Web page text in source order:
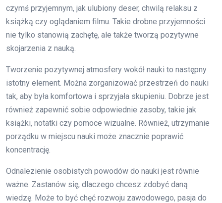
czymś przyjemnym, jak ulubiony deser, chwilą relaksu z
książką czy oglądaniem filmu. Takie drobne przyjemności
nie tylko stanowią zachętę, ale także tworzą pozytywne
skojarzenia z nauką.
Tworzenie pozytywnej atmosfery wokół nauki to następny
istotny element. Można zorganizować przestrzeń do nauki
tak, aby była komfortowa i sprzyjała skupieniu. Dobrze jest
również zapewnić sobie odpowiednie zasoby, takie jak
książki, notatki czy pomoce wizualne. Również, utrzymanie
porządku w miejscu nauki może znacznie poprawić
koncentrację.
Odnalezienie osobistych powodów do nauki jest równie
ważne. Zastanów się, dlaczego chcesz zdobyć daną
wiedzę. Może to być chęć rozwoju zawodowego, pasja do